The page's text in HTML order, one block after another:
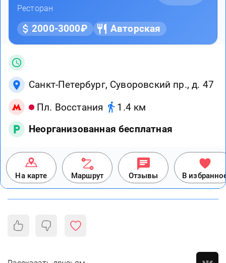
Ресторан
2000-3000₽ Авторская
Санкт-Петербург, Суворовский пр., д. 47
Пл. Восстания
1.4 км
Неорганизованная бесплатная
На карте Маршрут Отзывы В